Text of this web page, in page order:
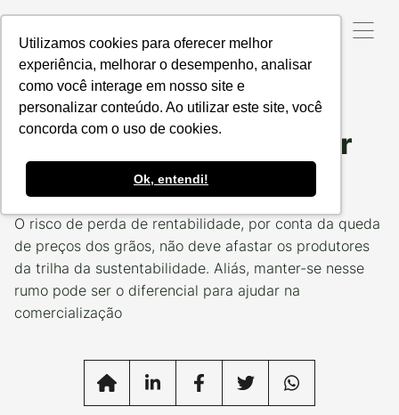
Utilizamos cookies para oferecer melhor
experiência, melhorar o desempenho, analisar
como você interage em nosso site e
personalizar conteúdo. Ao utilizar este site, você
concorda com o uso de cookies.
Ok, entendi!
Data da Postagem:26/05/2023Categoria:
VERDES
Ser sustentável para ser
lucrativo
O risco de perda de rentabilidade, por conta da queda
de preços dos grãos, não deve afastar os produtores
da trilha da sustentabilidade. Aliás, manter-se nesse
rumo pode ser o diferencial para ajudar na
comercialização